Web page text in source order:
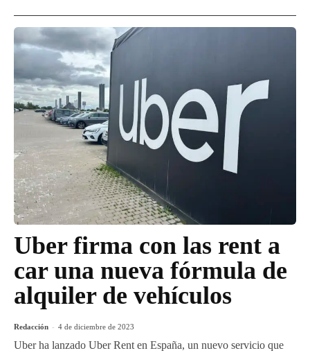
Uber firma con las rent a
car una nueva fórmula de
alquiler de vehículos
Redacción - 4 de diciembre de 2023
Uber ha lanzado Uber Rent en España, un nuevo servicio que